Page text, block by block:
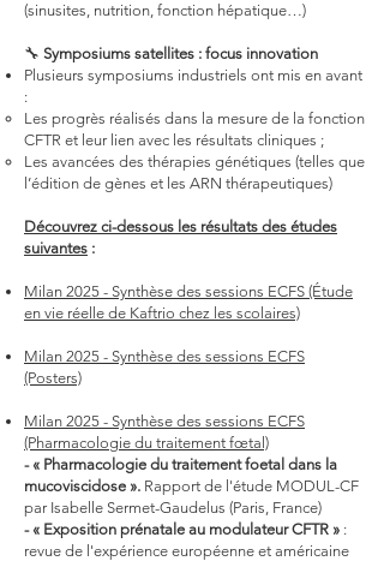
(sinusites, nutrition, fonction hépatique…)
🔧 Symposiums satellites : focus innovation
Plusieurs symposiums industriels ont mis en avant
:
Les progrès réalisés dans la mesure de la fonction
CFTR et leur lien avec les résultats cliniques ;
Les avancées des thérapies génétiques (telles que
l’édition de gènes et les ARN thérapeutiques)
Découvrez ci-dessous les résultats des études
suivantes :
Milan 2025 - Synthèse des sessions ECFS (Étude
en vie réelle de Kaftrio chez les scolaires)
Milan 2025 - Synthèse des sessions ECFS
(Posters)
Milan 2025 - Synthèse des sessions ECFS
(Pharmacologie du traitement fœtal)
- « Pharmacologie du traitement foetal dans la
mucoviscidose ». Rapport de l'étude MODUL-CF
par Isabelle Sermet-Gaudelus (Paris, France)
- « Exposition prénatale au modulateur CFTR » :
revue de l'expérience européenne et américaine